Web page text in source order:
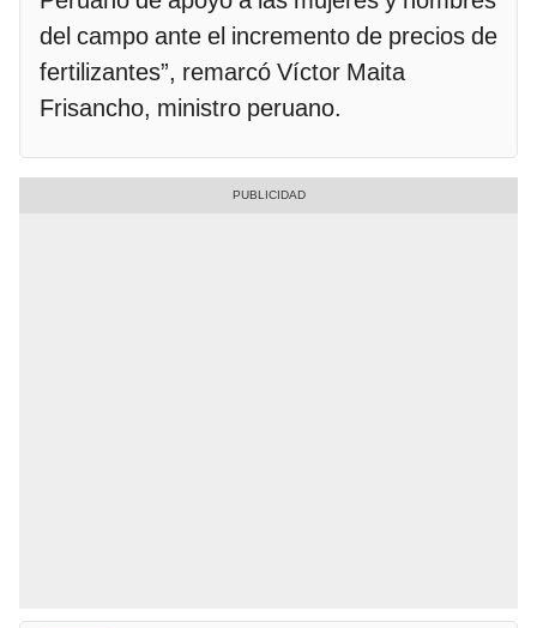
del campo ante el incremento de precios de
fertilizantes”, remarcó Víctor Maita
Frisancho, ministro peruano.